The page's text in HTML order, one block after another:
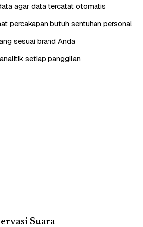
agar data tercatat otomatis
percakapan butuh sentuhan personal
sesuai brand Anda
setiap panggilan
Suara